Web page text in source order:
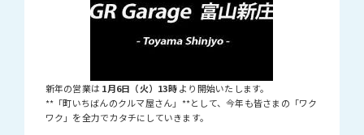
新年の営業は 1月6日（火）13時より開始いたします。
**「町いちばんのクルマ屋さん」**として、今年も皆さまの「ワク
ワク」を全力でカタチにしていきます。